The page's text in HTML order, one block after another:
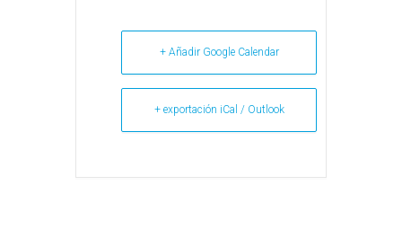
+ Añadir Google Calendar
+ exportación iCal / Outlook